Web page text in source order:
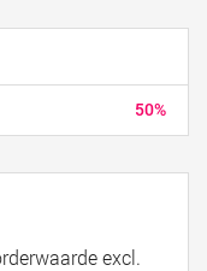
50%
excl.